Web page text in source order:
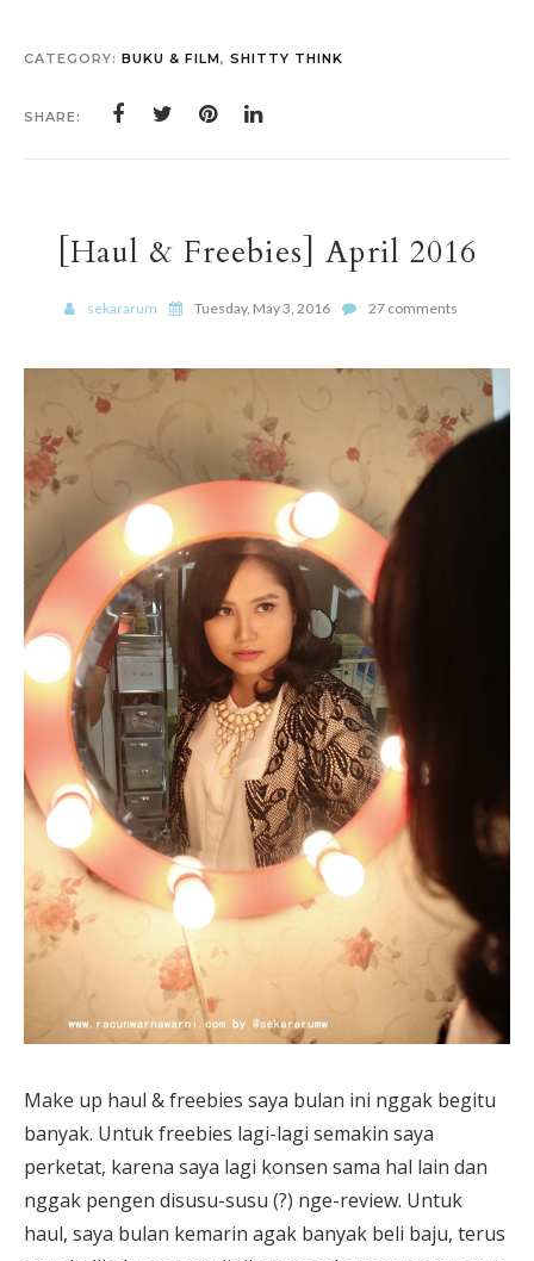
CATEGORY: BUKU & FILM, SHITTY THINK
SHARE:
[Haul & Freebies] April 2016
sekararum Tuesday, May 3, 2016 27 comments
Make up haul & freebies saya bulan ini nggak begitu
banyak. Untuk freebies lagi-lagi semakin saya
perketat, karena saya lagi konsen sama hal lain dan
nggak pengen disusu-susu (?) nge-review. Untuk
haul, saya bulan kemarin agak banyak beli baju, terus